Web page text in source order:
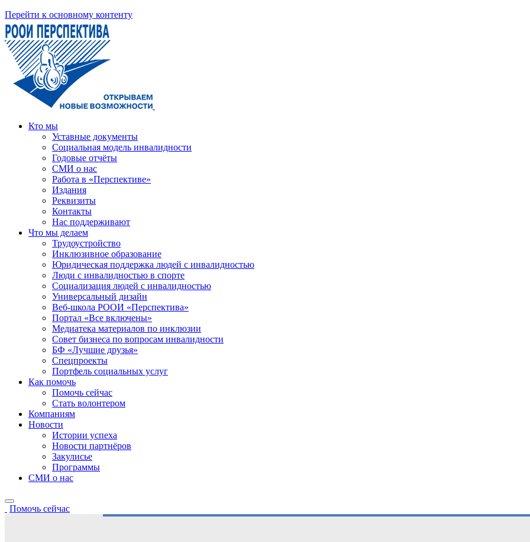
Перейти к основному контенту
Кто мы
Уставные документы
Социальная модель инвалидности
Годовые отчёты
СМИ о нас
Работа в «Перспективе»
Издания
Реквизиты
Контакты
Нас поддерживают
Что мы делаем
Трудоустройство
Инклюзивное образование
Юридическая поддержка людей с инвалидностью
Люди с инвалидностью в спорте
Социализация людей с инвалидностью
Универсальный дизайн
Веб-школа РООИ «Перспектива»
Портал «Все включены»
Медиатека материалов по инклюзии
Совет бизнеса по вопросам инвалидности
БФ «Лучшие друзья»
Спецпроекты
Портфель социальных услуг
Как помочь
Помочь сейчас
Стать волонтером
Компаниям
Новости
Истории успеха
Новости партнёров
Закулисье
Программы
СМИ о нас
Помочь сейчас